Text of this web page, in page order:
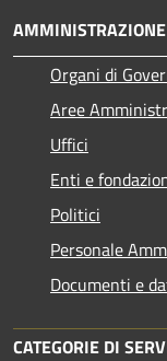
AMMINISTRAZIONE
Organi di
Aree
Uffici
Enti e
Politici
Personale
Documenti e
CATEGORIE DI